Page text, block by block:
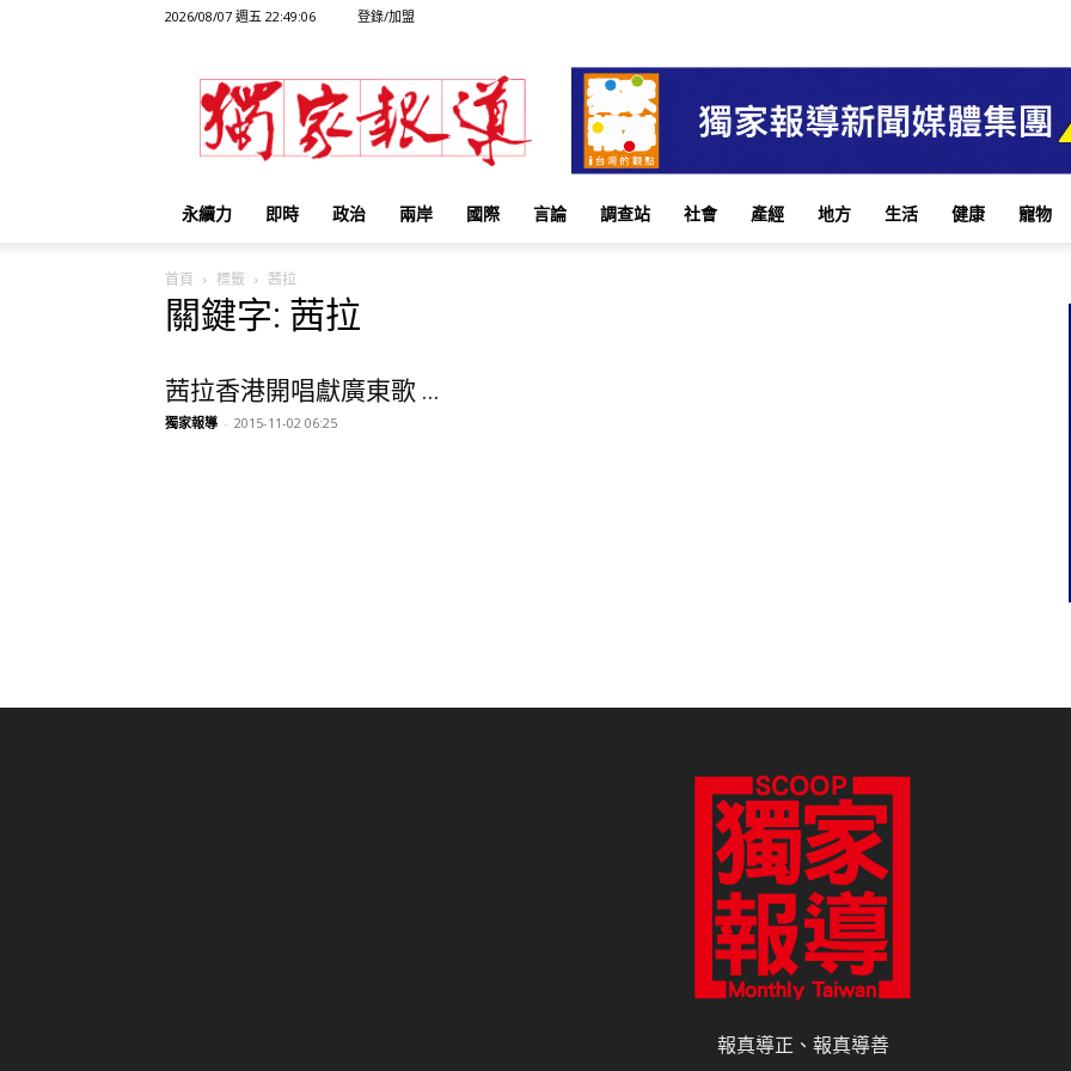
2026/08/07 週五 22:49:06 登錄/加盟
獨
家
報
永續力 即時 政治 兩岸 國際 言論 調查站 社會 產經 地方 生活 健康 寵物
首頁 標籤 茜拉
關鍵字: 茜拉
茜拉香港開唱獻廣東歌 ...
獨家報導 - 2015-11-02 06:25
報真導正、報真導善